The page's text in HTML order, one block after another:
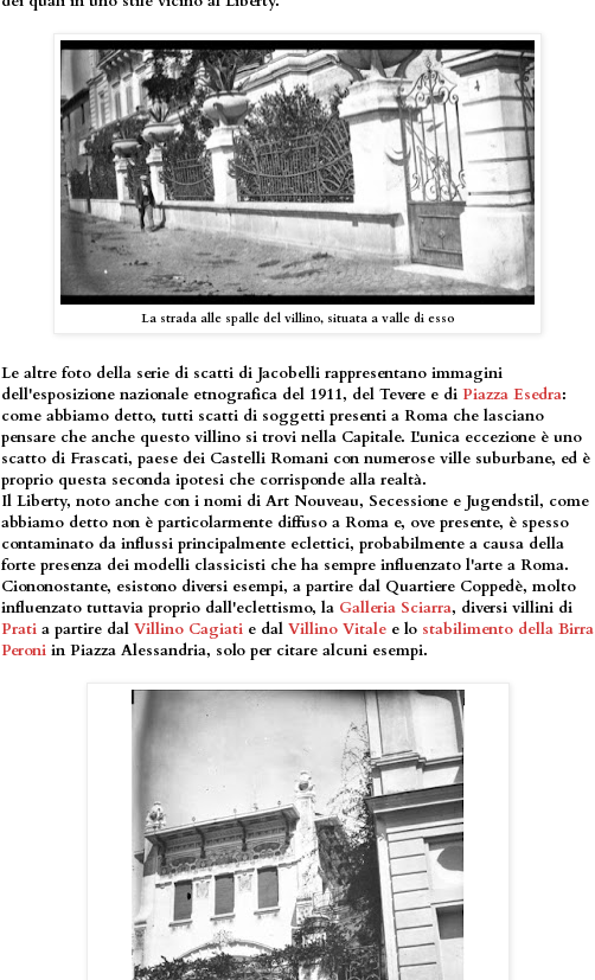
La strada alle spalle del villino, situata a valle di esso
Le altre foto della serie di scatti di Jacobelli rappresentano immagini
dell'esposizione nazionale etnografica del 1911, del Tevere e di Piazza Esedra:
come abbiamo detto, tutti scatti di soggetti presenti a Roma che lasciano
pensare che anche questo villino si trovi nella Capitale. L'unica eccezione è uno
scatto di Frascati, paese dei Castelli Romani con numerose ville suburbane, ed è
proprio questa seconda ipotesi che corrisponde alla realtà.
Il Liberty, noto anche con i nomi di Art Nouveau, Secessione e Jugendstil, come
abbiamo detto non è particolarmente diffuso a Roma e, ove presente, è spesso
contaminato da influssi principalmente eclettici, probabilmente a causa della
forte presenza dei modelli classicisti che ha sempre influenzato l'arte a Roma.
Ciononostante, esistono diversi esempi, a partire dal Quartiere Coppedè, molto
influenzato tuttavia proprio dall'eclettismo, la Galleria Sciarra, diversi villini di
Prati a partire dal Villino Cagiati e dal Villino Vitale e lo stabilimento della Birra
Peroni in Piazza Alessandria, solo per citare alcuni esempi.